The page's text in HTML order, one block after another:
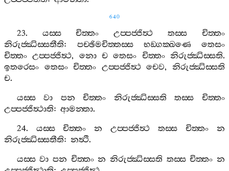
640
23. යස‍්ස චිත‍්තං උප‍්පජ‍්ජිත්‍ථ තස‍්ස
චිත‍්තං
නිරුජ‍්ඣිස‍්සතීති: පච‍්ඡිමචිත‍්තස‍්ස භඞ‍්ගක‍්ඛණෙ
තෙසං
චිත‍්තං උප‍්පජ‍්ජිත්‍ථ, නො ච තෙසං චිත‍්තං නිරුජ‍්ඣිස‍්සති.
ඉතරෙසං තෙසං චිත‍්තං උප‍්පජ‍්ජිත්‍ථ චෙව,නිරුජ‍්ඣිස‍්සති
ච.
යස‍්ස
වා පන චිත‍්තං නිරුජ‍්ඣිස‍්සති තස‍්ස
චිත‍්තං
උප‍්පජ‍්ජිත්‍ථාති: ආමන‍්තා.
24. යස‍්ස චිත‍්තං න උප‍්පජ‍්ජිත්‍ථ තස‍්ස චිත‍්තං
න
නිරුජ‍්ඣිස‍්සතීති: නත්‍ථි.
යස‍්ස වා පන චිත‍්තං න නිරුජ‍්ඣිස‍්සති තස‍්ස චිත‍්තං න